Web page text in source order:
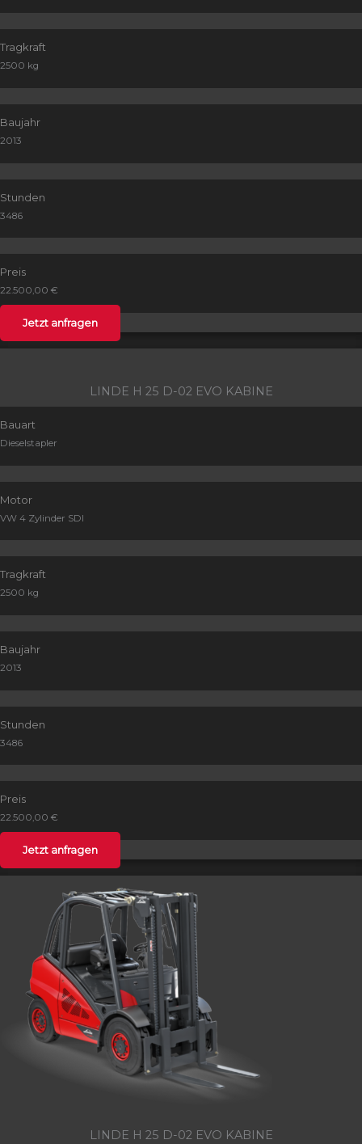
Tragkraft
2500 kg
Baujahr
2013
Stunden
3486
Preis
22.500,00 €
Jetzt anfragen
LINDE H 25 D-02 EVO KABINE
Bauart
Dieselstapler
Motor
VW 4 Zylinder SDI
Tragkraft
2500 kg
Baujahr
2013
Stunden
3486
Preis
22.500,00 €
Jetzt anfragen
LINDE H 25 D-02 EVO KABINE